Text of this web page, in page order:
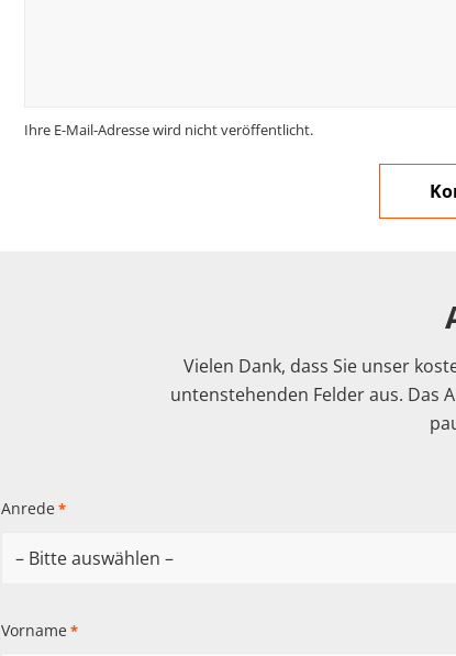
Ihre E-Mail-Adresse wird nicht veröffentlicht.
Vielen Dank, dass Sie unser
untenstehenden Felder aus. Das
Anrede *
Vorname *